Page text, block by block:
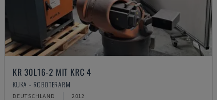
KR 30L16-2 MIT KRC 4
KUKA - ROBOTERARM
DEUTSCHLAND 2012